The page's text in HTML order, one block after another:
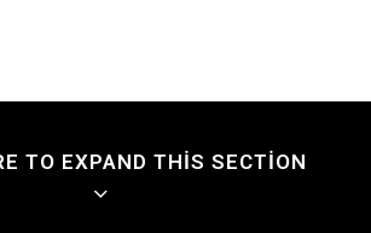
TO EXPAND THIS SECTION